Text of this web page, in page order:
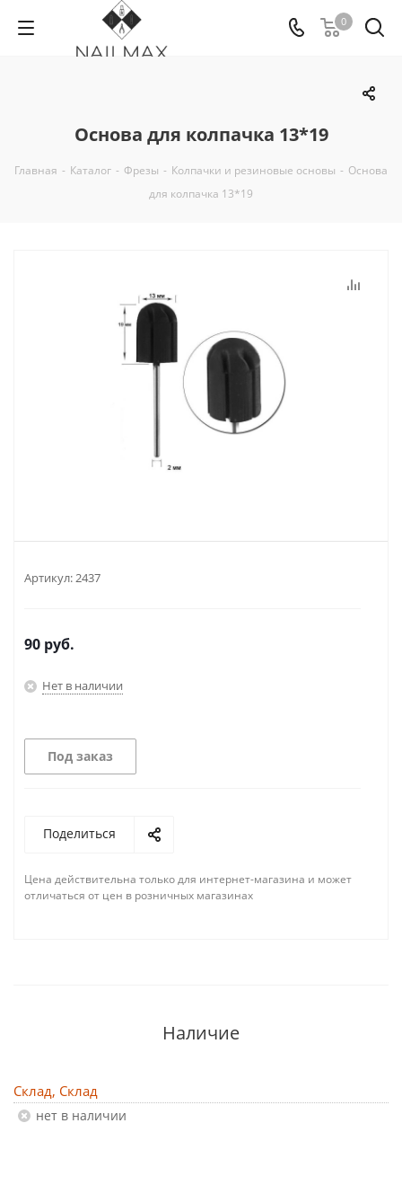
0
Основа для колпачка 13*19
Главная - Каталог - Фрезы - Колпачки и резиновые основы - Основа
для колпачка 13*19
Артикул:2437
90 руб.
Нет в наличии
Под заказ
Поделиться
Цена действительна только для интернет-магазина и может
отличаться от цен в розничных магазинах
Наличие
Склад, Склад
Нет в наличии